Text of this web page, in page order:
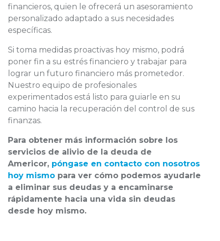
financieros, quien le ofrecerá un asesoramiento
personalizado adaptado a sus necesidades
específicas.
Si toma medidas proactivas hoy mismo, podrá
poner fin a su estrés financiero y trabajar para
lograr un futuro financiero más prometedor.
Nuestro equipo de profesionales
experimentados está listo para guiarle en su
camino hacia la recuperación del control de sus
finanzas.
Para obtener más información sobre los
servicios de alivio de la deuda de
Americor, póngase en contacto con nosotros
hoy mismo para ver cómo podemos ayudarle
a eliminar sus deudas y a encaminarse
rápidamente hacia una vida sin deudas
desde hoy mismo.